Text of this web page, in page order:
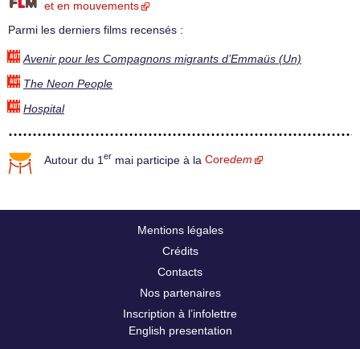
et en mouvements
Parmi les derniers films recensés :
Avenir pour les Compagnons migrants d’Emmaüs (Un)
The Neon People
Hospital
Autour du 1 er mai participe à la Coredem
Mentions légales
Crédits
Contacts
Nos partenaires
Inscription à l’infolettre
English presentation